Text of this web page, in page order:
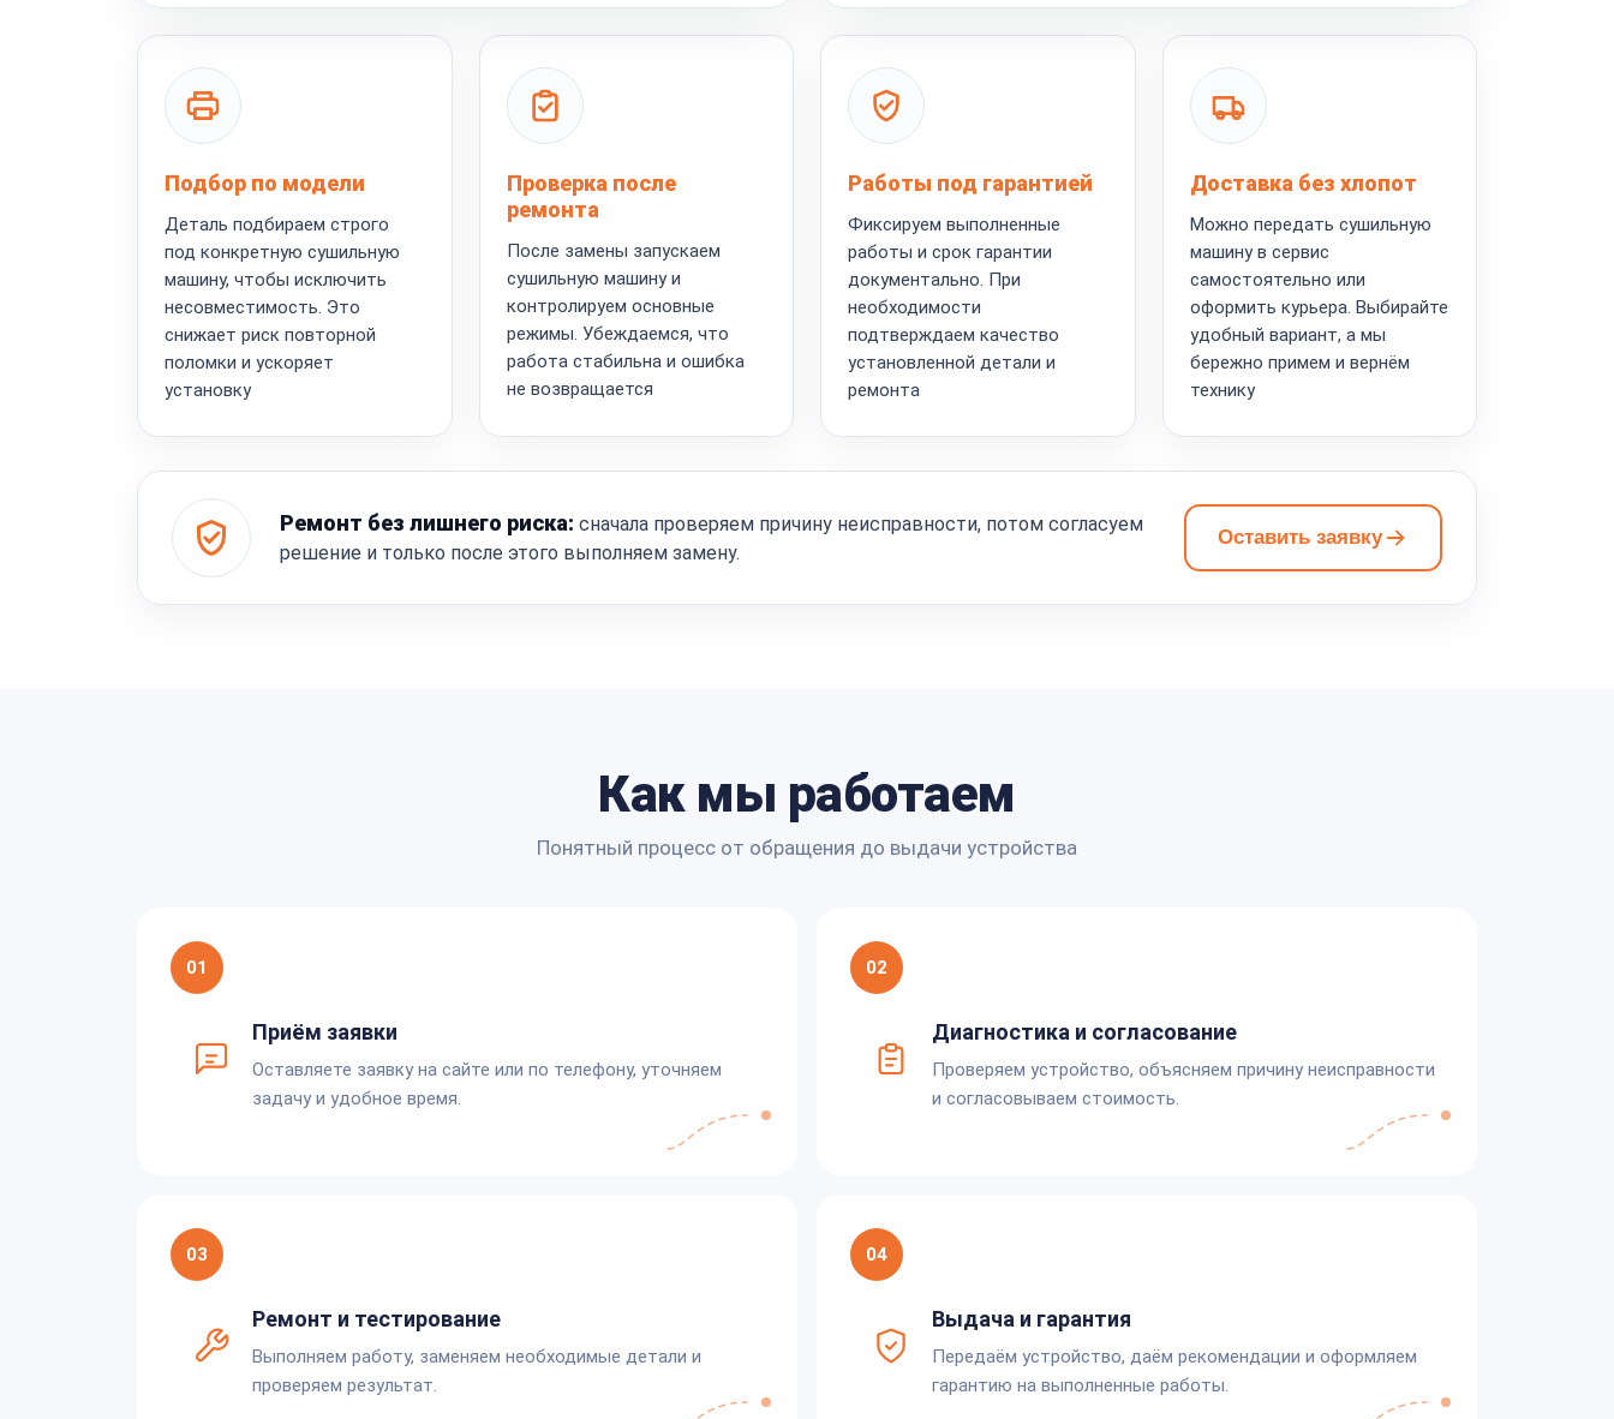
Подбор по модели
Деталь подбираем строго
под конкретную сушильную
машину, чтобы исключить
несовместимость. Это
снижает риск повторной
поломки и ускоряет
установку
Проверка после
ремонта
После замены запускаем
сушильную машину и
контролируем основные
режимы. Убеждаемся, что
работа стабильна и ошибка
не возвращается
Работы под гарантией
Фиксируем выполненные
работы и срок гарантии
документально. При
необходимости
подтверждаем качество
установленной детали и
ремонта
Доставка без хлопот
Можно передать сушильную
машину в сервис
самостоятельно или
оформить курьера. Выбирайте
удобный вариант, а мы
бережно примем и вернём
технику
Ремонт без лишнего риска: сначала проверяем причину неисправности, потом согласуем
решение и только после этого выполняем замену.
Оставить заявку
Как мы работаем
Понятный процесс от обращения до выдачи устройства
01
Приём заявки
Оставляете заявку на сайте или по телефону, уточняем
задачу и удобное время.
02
Диагностика и согласование
Проверяем устройство, объясняем причину неисправности
и согласовываем стоимость.
03
Ремонт и тестирование
Выполняем работу, заменяем необходимые детали и
проверяем результат.
04
Выдача и гарантия
Передаём устройство, даём рекомендации и оформляем
гарантию на выполненные работы.